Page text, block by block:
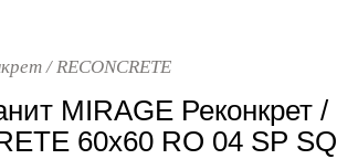
/ RECONCRETE
MIRAGE Реконкрет /
60x60 RO 04 SP SQ